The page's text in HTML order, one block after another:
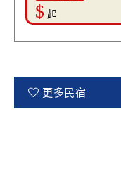
$ 起
更多民宿